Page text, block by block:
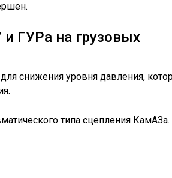
ГУРа на грузовых
снижения уровня давления,
типа сцепления КамАЗа.